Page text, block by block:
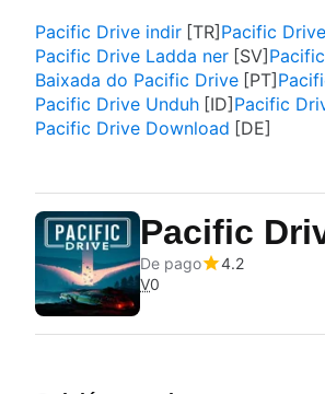
Pacific Drive indir
Pacific
Pacific Drive Ladda ner
Baixada do Pacific Drive
Pacific Drive Unduh
Pacific
Pacific Drive Download
Pacific
De pago
4.2
V0